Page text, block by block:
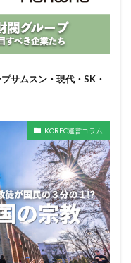
サムスン・現代・SK・
KOREC運営コラム